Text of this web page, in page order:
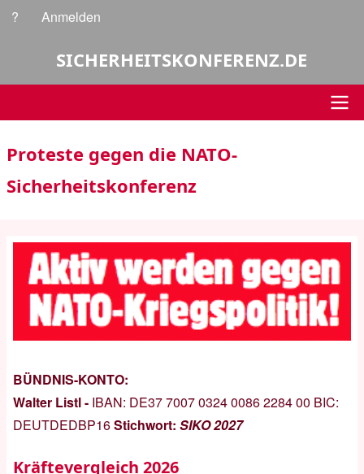
Direkt
Benutzermenü
? Anmelden
SICHERHEITSKONFERENZ.DE
Proteste gegen die NATO-
Sicherheitskonferenz
BÜNDNIS-KONTO:
Walter Listl - IBAN: DE37 7007 0324 0086 2284 00 BIC:
DEUTDEDBP16Stichwort: SIKO 2027
Kräftevergleich 2026